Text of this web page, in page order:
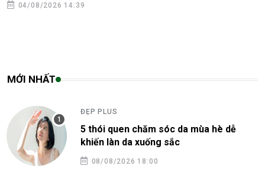
04/08/2026 14:39
MỚI NHẤT
ĐẸP PLUS
5 thói quen chăm sóc da mùa hè dễ
khiến làn da xuống sắc
08/08/2026 18:00